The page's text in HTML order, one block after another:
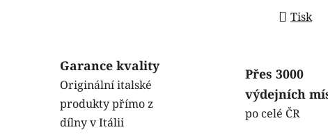
Tisk
Garance kvality
Originální italské
produkty přímo z
dílny v Itálii
Přes 3000
výdejních
po celé ČR